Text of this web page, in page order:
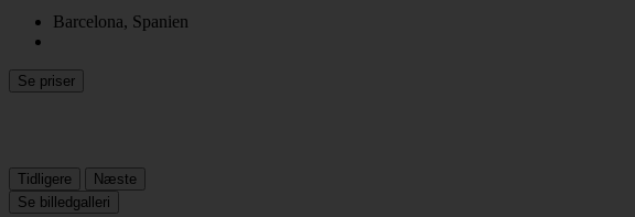
Barcelona, Spanien
Se priser
Tidligere
Næste
Se billedgalleri